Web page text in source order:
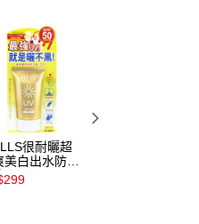
算日後寄送繳費提
直營門市／銀行轉
公司）所提供，讓
將買賣／分期付
帳款。
商店將以您的個人
很耐曬超
美白出水防曬